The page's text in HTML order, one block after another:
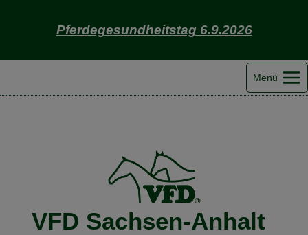
Pferdegesundheitstag 6.9.2026
Menü
VFD Sachsen-Anhalt